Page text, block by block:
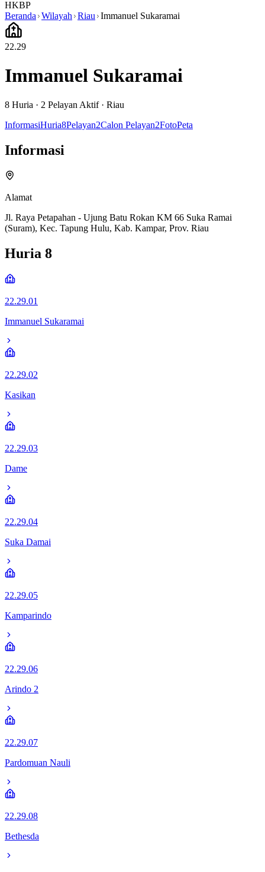
HKBP
Beranda Wilayah Riau Immanuel Sukaramai
22.29
Immanuel Sukaramai
8 Huria · 2 Pelayan Aktif· Riau
InformasiHuria8Pelayan2Calon Pelayan2FotoPeta
Informasi
Alamat
Jl. Raya Petapahan - Ujung Batu Rokan KM 66 Suka Ramai
(Suram), Kec. Tapung Hulu, Kab. Kampar, Prov. Riau
Huria 8
22.29.01
Immanuel Sukaramai
22.29.02
Kasikan
22.29.03
Dame
22.29.04
Suka Damai
22.29.05
Kamparindo
22.29.06
Arindo 2
22.29.07
Pardomuan Nauli
22.29.08
Bethesda